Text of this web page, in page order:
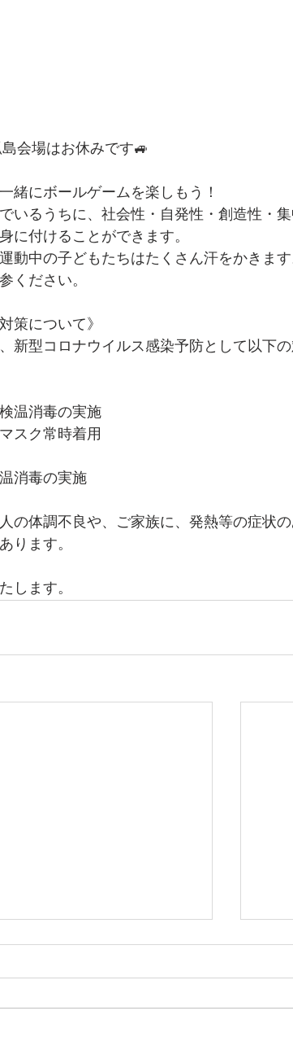
会場はお休みです🚙
緒にボールゲームを楽しもう！
いるうちに、社会性・自発性・創造性・
に付けることができます。
動中の子どもたちはたくさん汗をかきま
ください。
策について》
新型コロナウイルス感染予防として以下
温消毒の実施
スク常時着用
消毒の実施
の体調不良や、ご家族に、発熱等の症状
ります。
します。